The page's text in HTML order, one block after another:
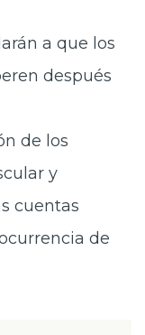
a que los
después
de los
y
cuentas
de